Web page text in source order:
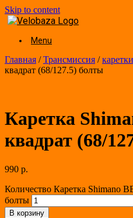
Skip to content
Menu
Главная /Трансмиссия /каретки
квадрат (68/127.5) болты
Каретка
квадрат (68/
990 р.
Количество Каретка Shimano
болты
В корзину